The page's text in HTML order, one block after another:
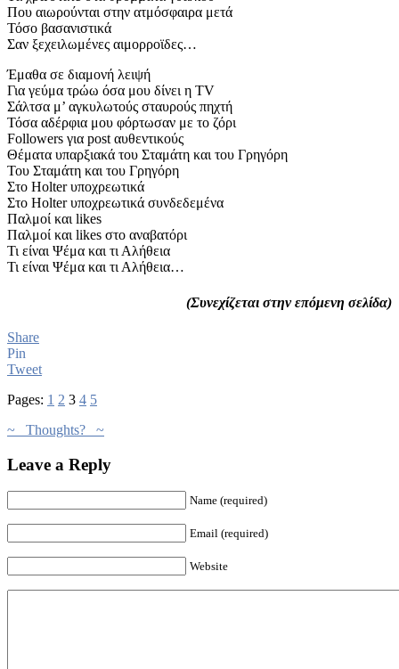
Που αιωρούνται στην ατμόσφαιρα μετά
Τόσο βασανιστικά
Σαν ξεχειλωμένες αιμορροϊδες…
Έμαθα σε διαμονή λειψή
Για γεύμα τρώω όσα μου δίνει η TV
Σάλτσα μ’ αγκυλωτούς σταυρούς πηχτή
Τόσα αδέρφια μου φόρτωσαν με το ζόρι
Followers για post αυθεντικούς
Θέματα υπαρξιακά του Σταμάτη και του Γρηγόρη
Του Σταμάτη και του Γρηγόρη
Στο Holter υποχρεωτικά
Στο Holter υποχρεωτικά συνδεδεμένα
Παλμοί και likes
Παλμοί και likes στο αναβατόρι
Τι είναι Ψέμα και τι Αλήθεια
Τι είναι Ψέμα και τι Αλήθεια…
(Συνεχίζεται στην επόμενη σελίδα)
Share
Pin
Tweet
Pages: 1 2 3 4 5
~ Thoughts? ~
Leave a Reply
Name (required)
Email (required)
Website